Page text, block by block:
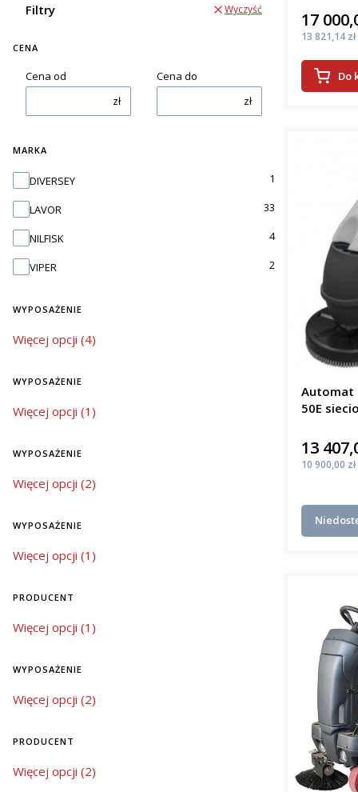
Filtry
Wyczyść
CENA
Cena od
zł
Cena do
zł
MARKA
Marka
DIVERSEY 1
LAVOR 33
NILFISK 4
VIPER 2
WYPOSAŻENIE
wyposażenie
Więcej opcji (4)
WYPOSAŻENIE
wyposażenie
Więcej opcji (1)
WYPOSAŻENIE
wyposażenie
Więcej opcji (2)
WYPOSAŻENIE
wyposażenie
Więcej opcji (1)
PRODUCENT
Producent
Więcej opcji (1)
WYPOSAŻENIE
wyposażenie
Więcej opcji (2)
PRODUCENT
Producent
Więcej opcji (2)
pady
zbiera
wieloma
Jaki
W
różnią się
jak
środków
bardziej
Cena
17
Cena
13 821,14 zł
Do
Automat
50E
Cena
13
Cena
10 900,00 zł